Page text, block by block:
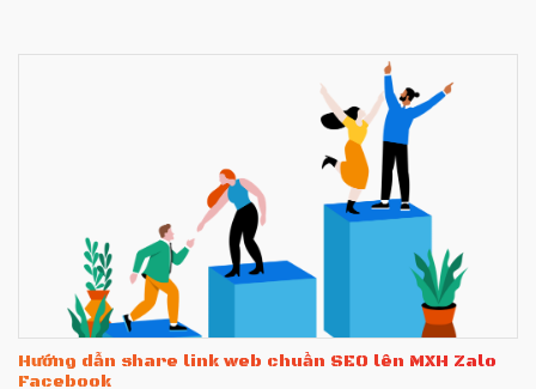
Hướng dẫn share link web chuẩn SEO lên MXH Zalo
Facebook